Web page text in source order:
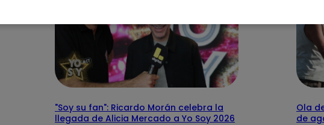
"Soy su fan": Ricardo Morán celebra la
llegada de Alicia Mercado a Yo Soy 2026
Ola
de